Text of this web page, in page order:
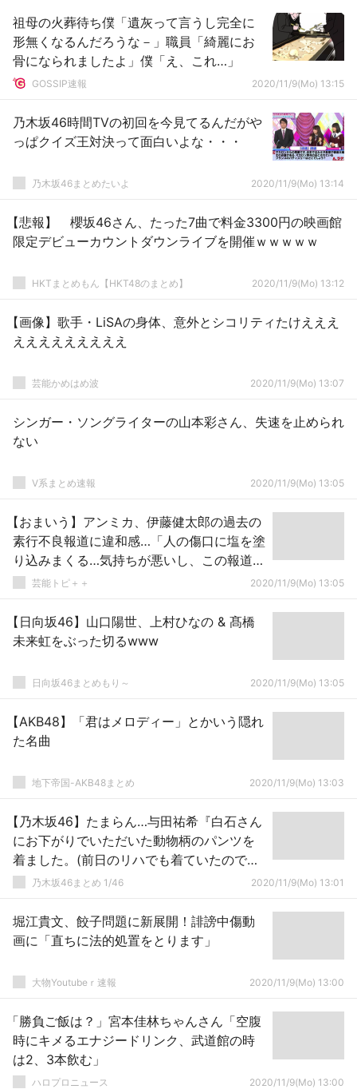
祖母の火葬待ち僕「遺灰って言うし完全に
形無くなるんだろうな－」職員「綺麗にお
骨になられましたよ」僕「え、これ…」
GOSSIP速報 2020/11/9(Mo) 13:15
乃木坂46時間TVの初回を今見てるんだがや
っぱクイズ王対決って面白いよな・・・
乃木坂46まとめたいよ 2020/11/9(Mo) 13:14
【悲報】 櫻坂46さん、たった7曲で料金3300円の映画館
限定デビューカウントダウンライブを開催ｗｗｗｗｗ
HKTまとめもん【HKT48のまとめ】 2020/11/9(Mo) 13:12
【画像】歌手・LiSAの身体、意外とシコリティたけえええ
えええええええええ
芸能かめはめ波 2020/11/9(Mo) 13:07
シンガー・ソングライターの山本彩さん、失速を止められ
ない
V系まとめ速報 2020/11/9(Mo) 13:05
【おまいう】アンミカ、伊藤健太郎の過去の
素行不良報道に違和感…「人の傷口に塩を塗
り込みまくる…気持ちが悪いし、この報道の
あり方はどうかな」
芸能トピ＋＋ 2020/11/9(Mo) 13:05
【日向坂46】山口陽世、上村ひなの & 髙橋
未来虹をぶった切るwww
日向坂46まとめもり～ 2020/11/9(Mo) 13:05
【AKB48】「君はメロディー」とかいう隠れ
た名曲
地下帝国-AKB48まとめ 2020/11/9(Mo) 13:03
【乃木坂46】たまらん…与田祐希『白石さん
にお下がりでいただいた動物柄のパンツを
着ました。(前日のリハでも着ていたので帰
って即洗濯して当日もまた着れました)笑』
乃木坂46まとめ 1/46 2020/11/9(Mo) 13:01
堀江貴文、餃子問題に新展開！誹謗中傷動
画に「直ちに法的処置をとります」
大物Youtubeｒ速報 2020/11/9(Mo) 13:00
「勝負ご飯は？」宮本佳林ちゃんさん「空腹
時にキメるエナジードリンク、武道館の時
は2、3本飲む」
ハロプロニュース 2020/11/9(Mo) 13:00